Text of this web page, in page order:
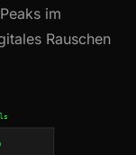
im
Rauschen